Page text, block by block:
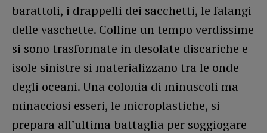
barattoli, i drappelli dei sacchetti, le falangi
delle vaschette. Colline un tempo verdissime
si sono trasformate in desolate discariche e
isole sinistre si materializzano tra le onde
degli oceani. Una colonia di minuscoli ma
minacciosi esseri, le microplastiche, si
prepara all’ultima battaglia per soggiogare